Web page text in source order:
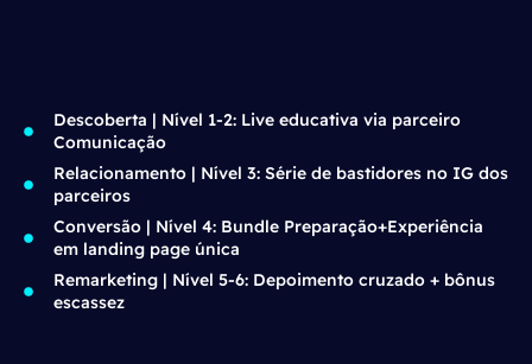
Descoberta | Nível 1-2: Live educativa via parceiro
Comunicação
Relacionamento | Nível 3: Série de bastidores no IG dos
parceiros
Conversão | Nível 4: Bundle Preparação+Experiência
em landing page única
Remarketing | Nível 5-6: Depoimento cruzado + bônus
escassez